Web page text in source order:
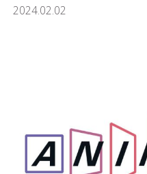
2024.02.02